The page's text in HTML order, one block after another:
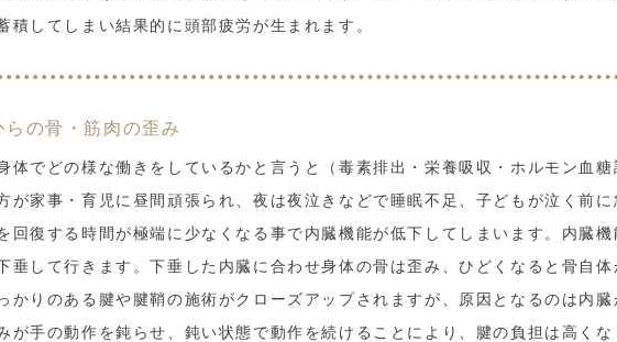
積してしまい結果的に頭部疲労が生まれます。
らの骨・筋肉の歪み
体でどの様な働きをしているかと言うと（毒素排出・栄養吸収・ホルモン血
が家事・育児に昼間頑張られ、夜は夜泣きなどで睡眠不足、子どもが泣く前
回復する時間が極端に少なくなる事で内臓機能が低下してしまいます。内臓
垂して行きます。下垂した内臓に合わせ身体の骨は歪み、ひどくなると骨自
かりのある腱や腱鞘の施術がクローズアップされますが、原因となるのは内
が手の動作を鈍らせ、鈍い状態で動作を続けることにより、腱の負担は高く